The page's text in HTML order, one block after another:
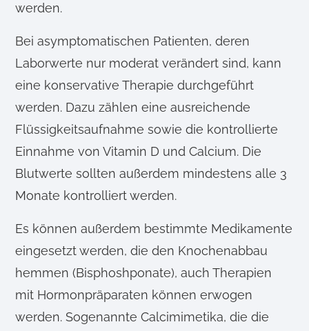
werden.
Bei asymptomatischen Patienten, deren
Laborwerte nur moderat verändert sind, kann
eine konservative Therapie durchgeführt
werden. Dazu zählen eine ausreichende
Flüssigkeitsaufnahme sowie die kontrollierte
Einnahme von Vitamin D und Calcium. Die
Blutwerte sollten außerdem mindestens alle 3
Monate kontrolliert werden.
Es können außerdem bestimmte Medikamente
eingesetzt werden, die den Knochenabbau
hemmen (Bisphoshponate), auch Therapien
mit Hormonpräparaten können erwogen
werden. Sogenannte Calcimimetika, die die